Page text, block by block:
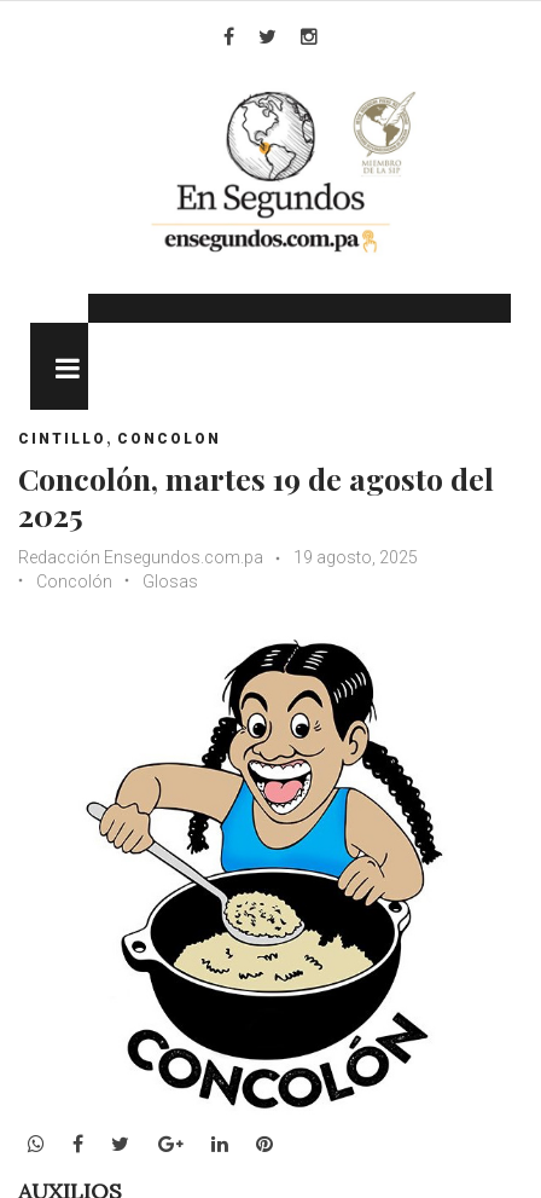
CINTILLO , CONCOLON
Concolón, martes 19 de agosto del
2025
Redacción Ensegundos.com.pa
19 agosto, 2025
Concolón
Glosas
WhatsApp
Facebook
TwitterGoogle+LinkedInPinterest
AUXILIOS